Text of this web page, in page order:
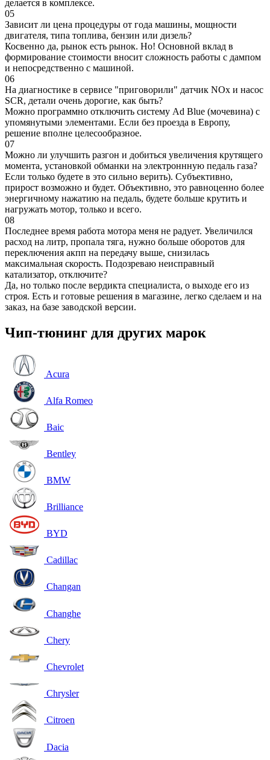
делается в комплексе.
05
Зависит ли цена процедуры от года машины, мощности
двигателя, типа топлива, бензин или дизель?
Косвенно да, рынок есть рынок. Но! Основной вклад в
формирование стоимости вносит сложность работы с дампом
и непосредственно с машиной.
06
На диагностике в сервисе "приговорили" датчик NOx и насос
SCR, детали очень дорогие, как быть?
Можно программно отключить систему Ad Blue (мочевина) с
упомянутыми элементами. Если без проезда в Европу,
решение вполне целесообразное.
07
Можно ли улучшить разгон и добиться увеличения крутящего
момента, установкой обманки на электроннную педаль газа?
Если только будете в это сильно верить). Субъективно,
прирост возможно и будет. Объективно, это равноценно более
энергичному нажатию на педаль, будете больше крутить и
нагружать мотор, только и всего.
08
Последнее время работа мотора меня не радует. Увеличился
расход на литр, пропала тяга, нужно больше оборотов для
переключения акпп на передачу выше, снизилась
максимальная скорость. Подозреваю неисправный
катализатор, отключите?
Да, но только после вердикта специалиста, о выходе его из
строя. Есть и готовые решения в магазине, легко сделаем и на
заказ, на базе заводской версии.
Чип-тюнинг для других марок
Acura
Alfa Romeo
Baic
Bentley
BMW
Brilliance
BYD
Cadillac
Changan
Changhe
Chery
Chevrolet
Chrysler
Citroen
Dacia